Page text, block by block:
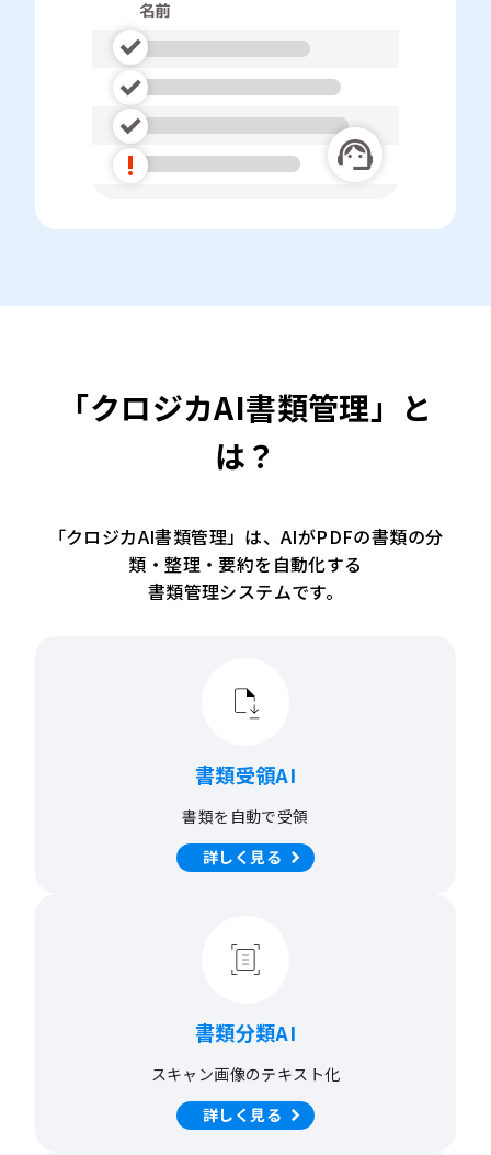
「クロジカAI書類管理」と
は？
「クロジカAI書類管理」は、AIがPDFの書類の分
類・整理・要約を自動化する
書類管理システムです。
書類受領AI
書類を 自動で受領
詳しく見る
書類分類AI
スキャン画像のテキスト化
詳しく見る